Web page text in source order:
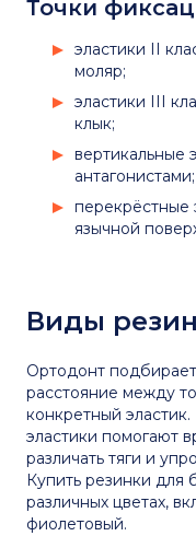
Точки
эластики II
моляр;
эластики III
клык;
вертикальные
антагонистами;
язычной
Виды
Ортодонт
расстояние между
конкретный
эластики помогают
различать тяги и
Купить резинки
различных цветах,
фиолетовый.